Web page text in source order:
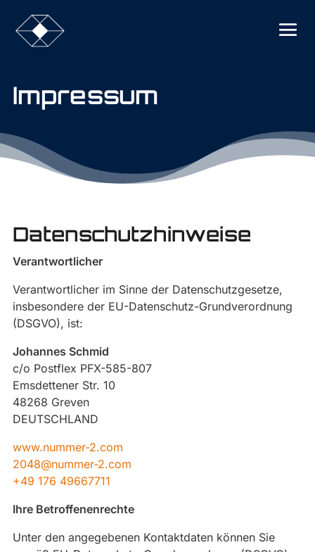
Impressum
Datenschutzhinweise
Verantwortlicher
Verantwortlicher im Sinne der Datenschutzgesetze,
insbesondere der EU-Datenschutz-Grundverordnung
(DSGVO), ist:
Johannes Schmid
c/o Postflex PFX-585-807
Emsdettener Str. 10
48268 Greven
DEUTSCHLAND
www.nummer-2.com
2048@nummer-2.com
+49 176 49667711
Ihre Betroffenenrechte
Unter den angegebenen Kontaktdaten können Sie